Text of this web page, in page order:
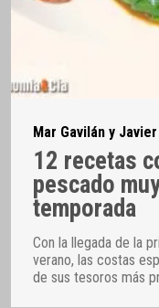
Mar Gavilán y
12 recetas
pescado
temporada
Con la llegada de la
verano, las costas
de sus tesoros más